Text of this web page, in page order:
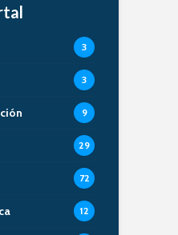
3
3
9
29
72
12